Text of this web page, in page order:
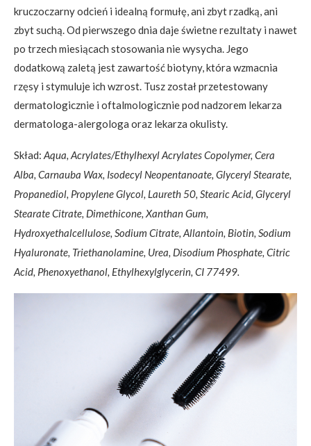
kruczoczarny odcień i idealną formułę, ani zbyt rzadką, ani
zbyt suchą. Od pierwszego dnia daje świetne rezultaty i nawet
po trzech miesiącach stosowania nie wysycha. Jego
dodatkową zaletą jest zawartość biotyny, która wzmacnia
rzęsy i stymuluje ich wzrost. Tusz został przetestowany
dermatologicznie i oftalmologicznie pod nadzorem lekarza
dermatologa-alergologa oraz lekarza okulisty.
Skład: Aqua, Acrylates/Ethylhexyl Acrylates Copolymer, Cera
Alba, Carnauba Wax, Isodecyl Neopentanoate, Glyceryl Stearate,
Propanediol, Propylene Glycol, Laureth 50, Stearic Acid, Glyceryl
Stearate Citrate, Dimethicone, Xanthan Gum,
Hydroxyethalcellulose, Sodium Citrate, Allantoin, Biotin, Sodium
Hyaluronate, Triethanolamine, Urea, Disodium Phosphate, Citric
Acid, Phenoxyethanol, Ethylhexylglycerin, CI 77499.